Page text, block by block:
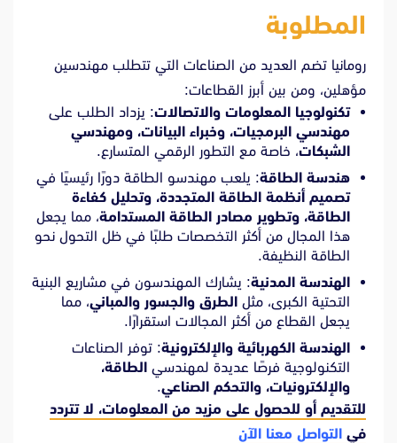
المطلوبة
رومانيا تضم العديد من الصناعات التي تتطلب مهندسين
مؤهلين، ومن بين أبرز القطاعات:
تكنولوجيا المعلومات والاتصالات: يزداد الطلب على
مهندسي البرمجيات، وخبراء البيانات، ومهندسي
الشبكات، خاصة مع التطور الرقمي المتسارع.
هندسة الطاقة: يلعب مهندسو الطاقة دورًا رئيسيًا في
تصميم أنظمة الطاقة المتجددة، وتحليل كفاءة
الطاقة، وتطوير مصادر الطاقة المستدامة، مما يجعل
هذا المجال من أكثر التخصصات طلبًا في ظل التحول نحو
الطاقة النظيفة.
الهندسة المدنية: يشارك المهندسون في مشاريع البنية
التحتية الكبرى، مثل الطرق والجسور والمباني، مما
يجعل القطاع من أكثر المجالات استقرارًا.
الهندسة الكهربائية والإلكترونية: توفر الصناعات
التكنولوجية فرصًا عديدة لمهندسي الطاقة،
والإلكترونيات، والتحكم الصناعي.
للتقديم أو للحصول على مزيد من المعلومات، لا تتردد
في التواصل معنا الآن